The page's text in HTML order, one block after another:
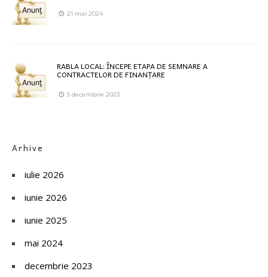
21 mai 2024
RABLA LOCAL: ÎNCEPE ETAPA DE SEMNARE A
CONTRACTELOR DE FINANȚARE
5 decembrie 2023
Arhive
iulie 2026
iunie 2026
iunie 2025
mai 2024
decembrie 2023